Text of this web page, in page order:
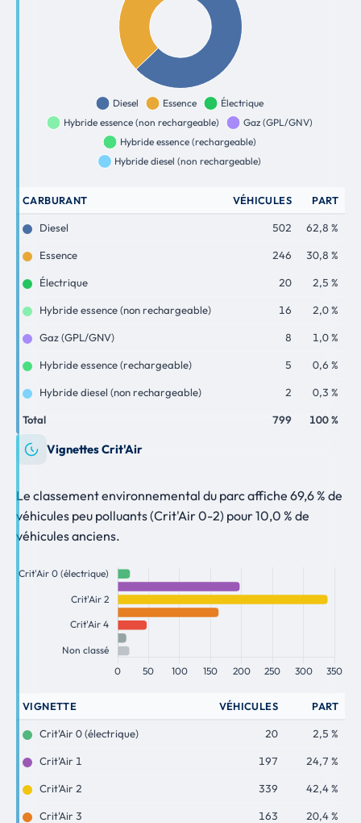
CARBURANT VÉHICULES PART
Diesel 502 62,8 %
Essence 246 30,8 %
Électrique 20 2,5 %
Hybride essence (non rechargeable) 16 2,0 %
Gaz (GPL/GNV) 8 1,0 %
Hybride essence (rechargeable) 5 0,6 %
Hybride diesel (non rechargeable) 2 0,3 %
Total 799 100 %
Vignettes Crit'Air
Le classement environnemental du parc affiche 69,6 % de
véhicules peu polluants (Crit'Air 0-2) pour 10,0 % de
véhicules anciens.
VIGNETTE VÉHICULES PART
Crit'Air 0 (électrique) 20 2,5 %
Crit'Air 1 197 24,7 %
Crit'Air 2 339 42,4 %
Crit'Air 3 163 20,4 %